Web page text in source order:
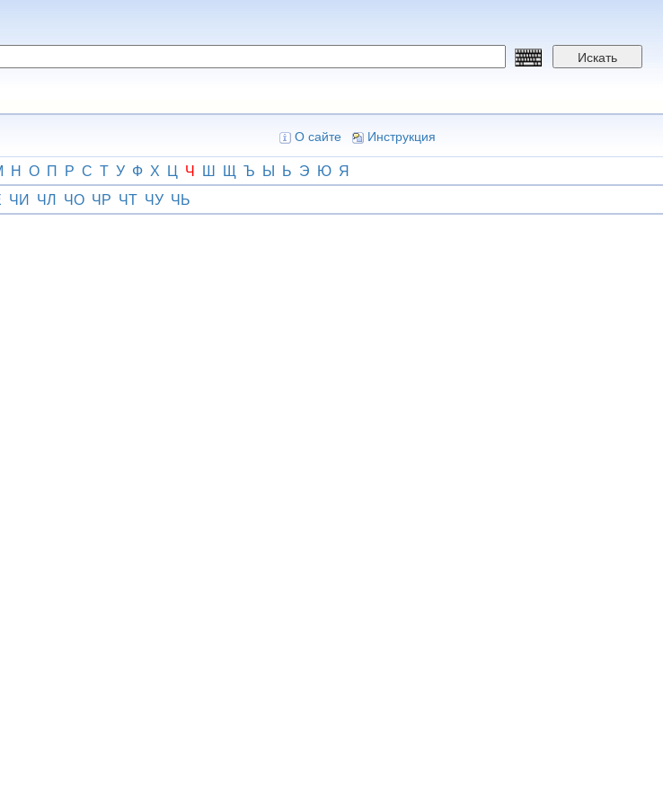
Искать
О сайте Инструкция
Н О П Р С Т У Ф Х Ц Ч Ш Щ Ъ Ы Ь Э Ю Я
ЧИ ЧЛ ЧО ЧР ЧТ ЧУ ЧЬ